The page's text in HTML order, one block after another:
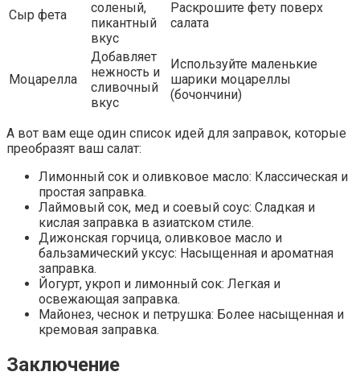
Сыр фета
соленый,
пикантный
вкус
Раскрошите фету поверх
салата
Моцарелла
Добавляет
нежность и
сливочный
вкус
Используйте маленькие
шарики моцареллы
(бочончини)
А вот вам еще один список идей для заправок, которые
преобразят ваш салат:
Лимонный сок и оливковое масло: Классическая и
простая заправка.
Лаймовый сок, мед и соевый соус: Сладкая и
кислая заправка в азиатском стиле.
Дижонская горчица, оливковое масло и
бальзамический уксус: Насыщенная и ароматная
заправка.
Йогурт, укроп и лимонный сок: Легкая и
освежающая заправка.
Майонез, чеснок и петрушка: Более насыщенная и
кремовая заправка.
Заключение